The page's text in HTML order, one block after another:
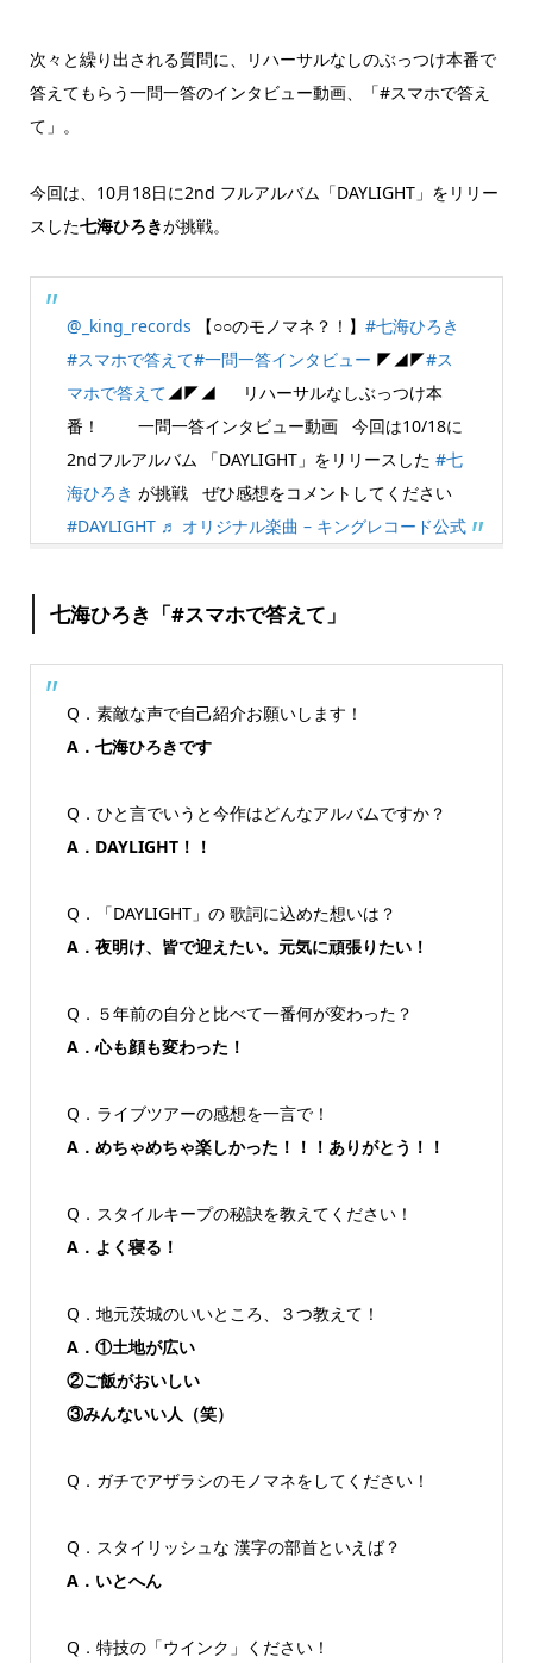
次々と繰り出される質問に、リハーサルなしのぶっつけ本番で
答えてもらう一問一答のインタビュー動画、「#スマホで答え
て」。
今回は、10月18日に2nd フルアルバム「DAYLIGHT」をリリー
スした七海ひろきが挑戦。
@_king_records 【○○のモノマネ？！】 #七海ひろき
#スマホで答えて#一問一答インタビュー ◤◢◤#ス
マホで答えて◢◤◢ リハーサルなしぶっつけ本
番！ 一問一答インタビュー動画 今回は10/18に
2ndフルアルバム 「DAYLIGHT」をリリースした #七
海ひろき が挑戦 ぜひ感想をコメントしてください
#DAYLIGHT ♬ オリジナル楽曲 – キングレコード公式
七海ひろき「#スマホで答えて」
Q．素敵な声で自己紹介お願いします！
A．七海ひろきです
Q．ひと言でいうと今作はどんなアルバムですか？
A．DAYLIGHT！！
Q．「DAYLIGHT」の 歌詞に込めた想いは？
A．夜明け、皆で迎えたい。元気に頑張りたい！
Q．５年前の自分と比べて一番何が変わった？
A．心も顔も変わった！
Q．ライブツアーの感想を一言で！
A．めちゃめちゃ楽しかった！！！ありがとう！！
Q．スタイルキープの秘訣を教えてください！
A．よく寝る！
Q．地元茨城のいいところ、３つ教えて！
A．①土地が広い
②ご飯がおいしい
③みんないい人（笑）
Q．ガチでアザラシのモノマネをしてください！
Q．スタイリッシュな 漢字の部首といえば？
A．いとへん
Q．特技の「ウインク」ください！